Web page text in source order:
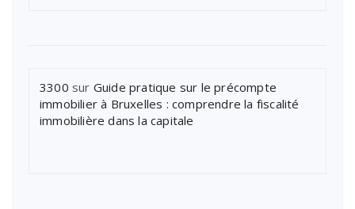
3300 sur Guide pratique sur le précompte
immobilier à Bruxelles : comprendre la fiscalité
immobilière dans la capitale